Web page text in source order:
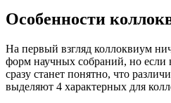
Особенности
На первый взгляд коллоквиум
форм научных собраний, но если
сразу станет понятно, что
выделяют 4 характерных для